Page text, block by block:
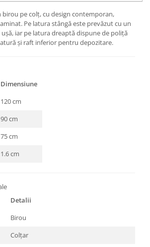
birou pe colț, cu design contemporan,
Pe latura stângă este prevăzut cu un
iar pe latura dreaptă dispune de poliță
și raft inferior pentru depozitare.
Dimensiune
120 cm
90 cm
75 cm
1.6 cm
Detalii
Birou
Colțar